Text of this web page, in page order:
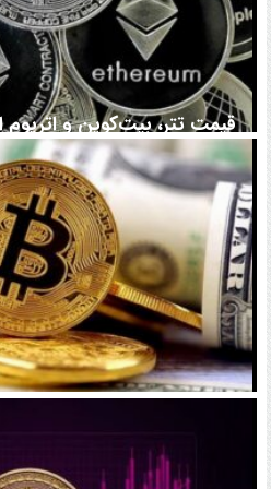
۱۴۰۵ | بیت‌کوین این مرز را
می‌کند